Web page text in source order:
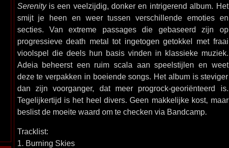
Serenityis een veelzijdig, donker en intrigerend album. Het
smijt je heen en weer tussen verschillende emoties en
secties. Van extreme passages die gebaseerd zijn op
progressieve death metal tot ingetogen getokkel met fraai
vioolspel die deels hun basis vinden in klassieke muziek.
Adeia beheerst een ruim scala aan speelstijlen en weet
deze te verpakken in boeiende songs. Het album is steviger
dan zijn voorganger, dat meer progrock-georiënteerd is.
Tegelijkertijd is het heel divers. Geen makkelijke kost, maar
beslist de moeite waard om te checken via Bandcamp.
Tracklist:
1. Burning Skies